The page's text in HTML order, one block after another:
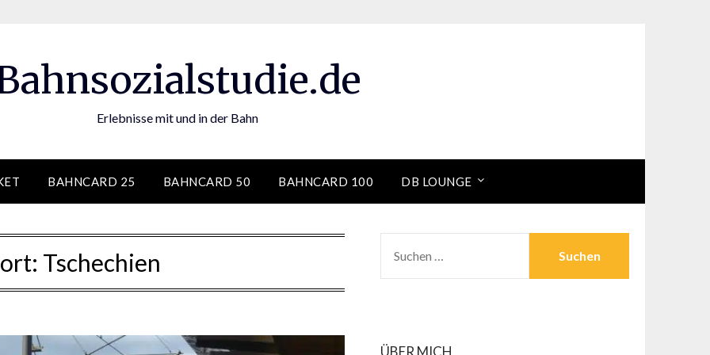
Erlebnisse mit und in der Bahn
BAHNCARD 25 BAHNCARD 50 BAHNCARD 100 DB LOUNGE
Tschechien
NACH:
ÜBER MICH